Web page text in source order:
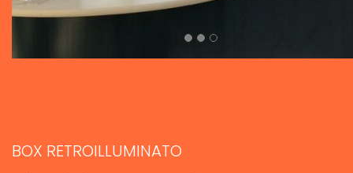
BOX RETROILLUMINATO